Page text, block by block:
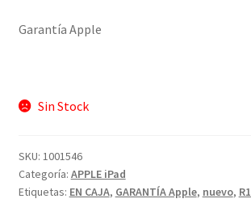
Garantía Apple
Sin Stock
SKU: 1001546
Categoría: APPLE iPad
Etiquetas: EN CAJA, GARANTÍA Apple, nuevo,